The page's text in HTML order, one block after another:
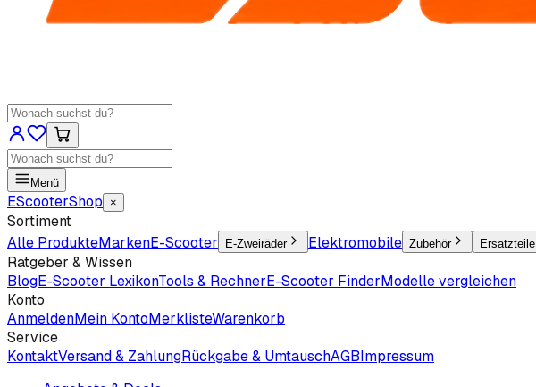
Menü
EScooterShop ×
Sortiment
Alle ProdukteMarkenE-Scooter E-Zweiräder Elektromobile Zubehör Ersatzteile
Ratgeber & Wissen
BlogE-Scooter LexikonTools & RechnerE-Scooter FinderModelle vergleichen
Konto
AnmeldenMein KontoMerklisteWarenkorb
Service
KontaktVersand & ZahlungRückgabe & UmtauschAGBImpressum